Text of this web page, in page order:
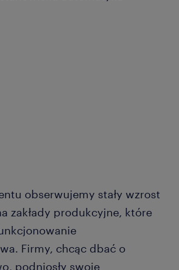
obserwujemy stały wzrost
zakłady produkcyjne, które
Firmy, chcąc dbać o
podniosły swoje